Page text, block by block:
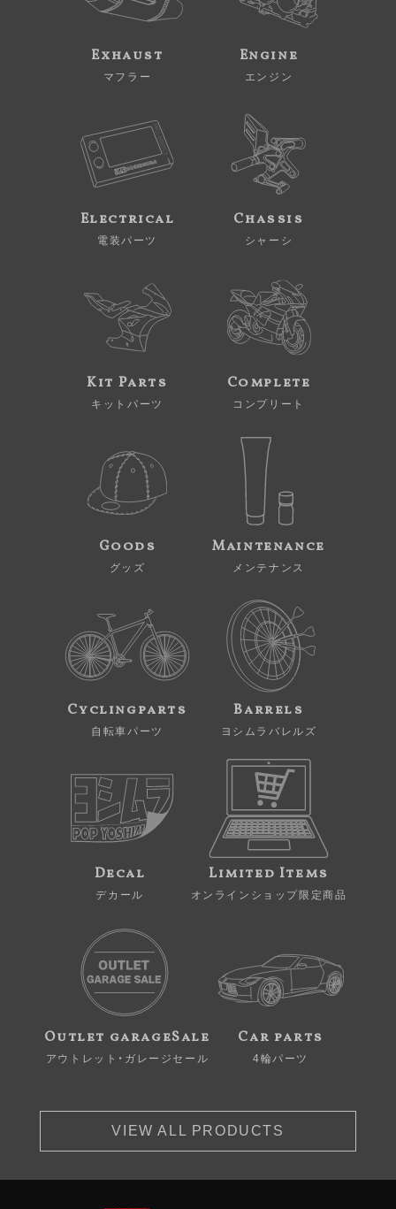
Exhaust
マフラー
Engine
エンジン
Electrical
電装パーツ
Chassis
シャーシ
Kit Parts
キットパーツ
Complete
コンプリート
Goods
グッズ
Maintenance
メンテナンス
Cyclingparts
自転車パーツ
Barrels
ヨシムラバレルズ
Decal
デカール
Limited Items
オンラインショップ限定商品
Outlet garageSale
アウトレット・ガレージセール
Car parts
4輪パーツ
VIEW ALL PRODUCTS